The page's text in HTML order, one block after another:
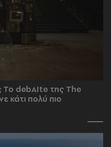
Το debAIte της The
κάτι πολύ πιο